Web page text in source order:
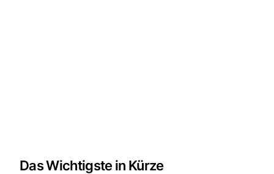
Das Wichtigste in Kürze